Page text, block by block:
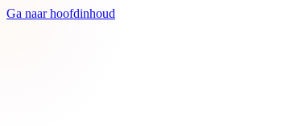
Ga naar hoofdinhoud